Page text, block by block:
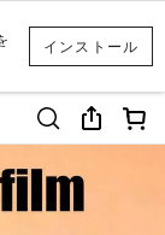
インストール